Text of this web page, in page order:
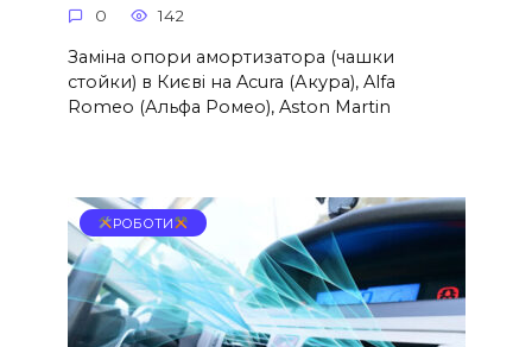
0 142
Заміна опори амортизатора (чашки
стойки) в Києві на Acura (Акура), Alfa
Romeo (Альфа Ромео), Aston Martin
РОБОТИ